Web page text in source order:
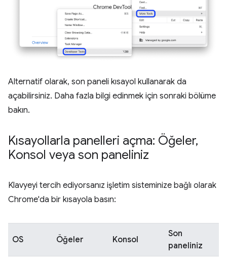
Alternatif olarak, son paneli kısayol kullanarak da
açabilirsiniz. Daha fazla bilgi edinmek için sonraki bölüme
bakın.
Kısayollarla panelleri açma: Öğeler,
Konsol veya son paneliniz
Klavyeyi tercih ediyorsanız işletim sisteminize bağlı olarak
Chrome'da bir kısayola basın:
OS Öğeler Konsol
Son
paneliniz